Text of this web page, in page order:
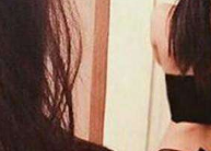
Sie dann unverzüglich
Sie, dass Menschen in
Weise von Ihnen zu
diese Website immer
auf dieser Website zu
zu senden. Mit Ihrer Nutzung
einige der Profile auf dieser
lediglich dem Austausch von